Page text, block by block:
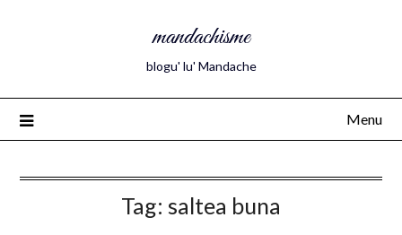
mandachisme
blogu' lu' Mandache
Menu
Tag: saltea buna